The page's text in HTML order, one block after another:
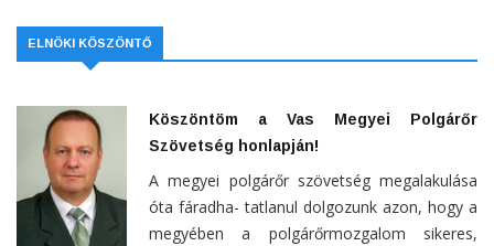
ELNÖKI KÖSZÖNTŐ
Köszöntöm a Vas Megyei Polgárőr
Szövetség honlapján!
A megyei polgárőr szövetség megalakulása
óta fáradha- tatlanul dolgozunk azon, hogy a
megyében a polgárőrmozgalom sikeres,